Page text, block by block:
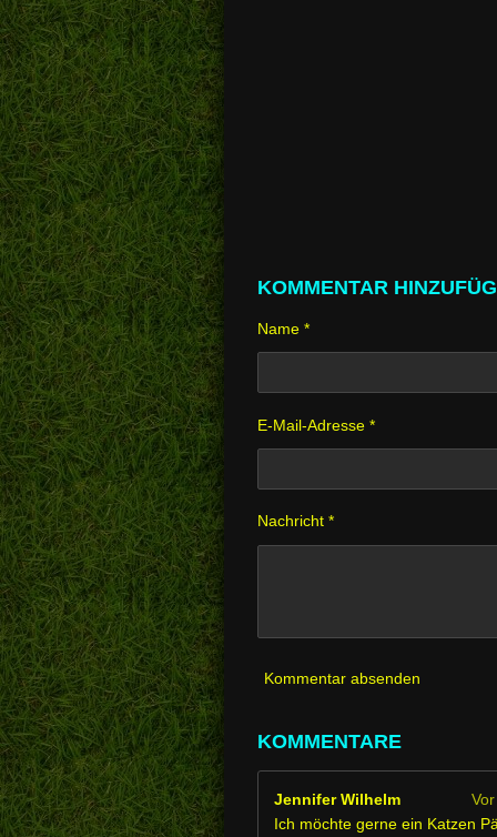
KOMMENTAR
Name *
E-Mail-Adresse *
Nachricht *
Kommentar absenden
KOMMENTARE
Jennifer Wilhelm
Ich möchte gerne ein Katzen